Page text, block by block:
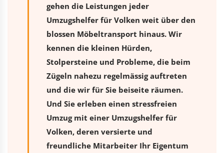
gehen die Leistungen jeder
Umzugshelfer für Volken weit über den
blossen Möbeltransport hinaus. Wir
kennen die kleinen Hürden,
Stolpersteine und Probleme, die beim
Zügeln nahezu regelmässig auftreten
und die wir für Sie beiseite räumen.
Und Sie erleben einen stressfreien
Umzugmit einer Umzugshelfer für
Volken, deren versierte und
freundliche Mitarbeiter Ihr Eigentum